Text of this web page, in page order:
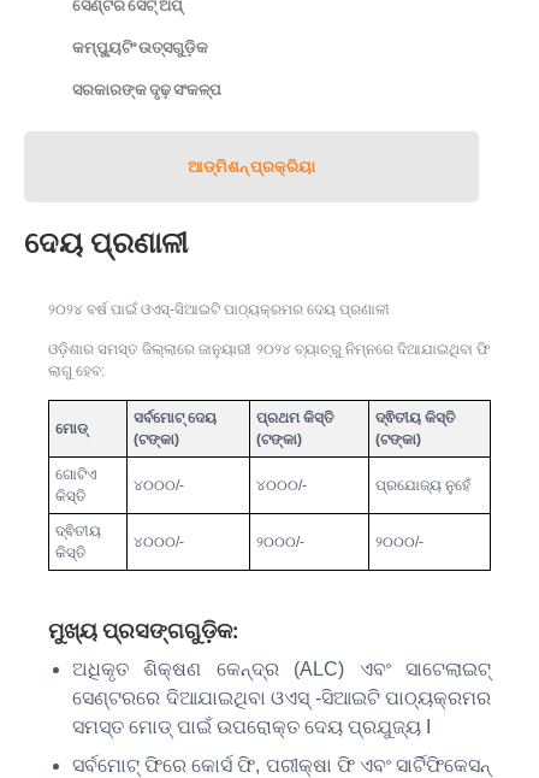
ସେଣ୍ଟର ସେଟ୍𝅸𝅸𝅸 ଅପ୍
କମ୍ପ୍ୟୁଟିଂ ଉତ୍ସଗୁଡ଼ିକ
ସରକାରଙ୍କ ଦୃଢ଼ ସଂକଳ୍ପ
ଆଡ୍᠎᠎᠎ମିଶନ୍ ପ୍ରକ୍ରିୟା
ଦେୟ ପ୍ରଣାଳୀ
୨୦୨୪ ବର୍ଷ ପାଇଁ ଓଏସ୍-ସିଆଇଟି ପାଠ୍ୟକ୍ରମର ଦେୟ ପ୍ରଣାଳୀ
ଓଡ଼ିଶାର ସମସ୍ତ ଜିଲ୍ଲାରେ ଜାନୁୟାରୀ ୨୦୨୪ ବ୍ୟାଚ୍᠎᠎᠎ରୁ ନିମ୍ନରେ ଦିଆଯାଇଥିବା ଫି
ଲାଗୁ ହେବ:
ମୋଡ୍
ସର୍ବମୋଟ୍ ଦେୟ
(ଟଙ୍କା)
ପ୍ରଥମ କିସ୍ତି
(ଟଙ୍କା)
ଦ୍ଵିତୀୟ କିସ୍ତି
(ଟଙ୍କା)
ଗୋଟିଏ
କିସ୍ତି
୪୦୦୦/- ୪୦୦୦/- ପ୍ରଯୋଜ୍ୟ ନୁହେଁ
ଦ୍ଵିତୀୟ
କିସ୍ତି
୪୦୦୦/- ୨୦୦୦/- ୨୦୦୦/-
ମୁଖ୍ୟ ପ୍ରସଙ୍ଗଗୁଡ଼ିକ:
ଅଧିକୃତ ଶିକ୍ଷଣ କେନ୍ଦ୍ର (ALC) ଏବଂ ସାଟେଲାଇଟ୍
ସେଣ୍ଟରରେ ଦିଆଯାଇଥିବା ଓଏସ୍ -ସିଆଇଟି ପାଠ୍ୟକ୍ରମର
ସମସ୍ତ ମୋଡ୍ ପାଇଁ ଉପରୋକ୍ତ ଦେୟ ପ୍ରଯୁଜ୍ୟ I
ସର୍ବମୋଟ୍ ଫିରେ କୋର୍ସ ଫି, ପରୀକ୍ଷା ଫି ଏବଂ ସାର୍ଟିଫିକେସନ୍